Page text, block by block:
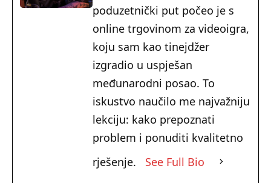
poduzetnički put počeo je s
online trgovinom za videoigra,
koju sam kao tinejdžer
izgradio u uspješan
međunarodni posao. To
iskustvo naučilo me najvažniju
lekciju: kako prepoznati
problem i ponuditi kvalitetno
rješenje.
See Full Bio